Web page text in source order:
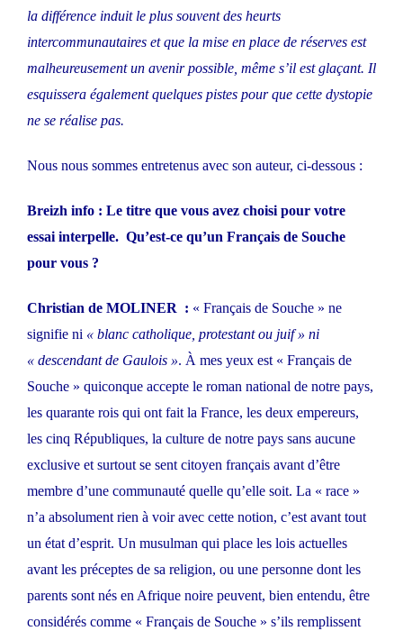
la différence induit le plus souvent des heurts
intercommunautaires et que la mise en place de réserves est
malheureusement un avenir possible, même s’il est glaçant. Il
esquissera également quelques pistes pour que cette dystopie
ne se réalise pas.
Nous nous sommes entretenus avec son auteur, ci-dessous :
Breizh info : Le titre que vous avez choisi pour votre
essai interpelle. Qu’est-ce qu’un Français de Souche
pour vous ?
Christian de MOLINER : « Français de Souche » ne
signifie ni « blanc catholique, protestant ou juif » ni
« descendant de Gaulois ». À mes yeux est « Français de
Souche » quiconque accepte le roman national de notre pays,
les quarante rois qui ont fait la France, les deux empereurs,
les cinq Républiques, la culture de notre pays sans aucune
exclusive et surtout se sent citoyen français avant d’être
membre d’une communauté quelle qu’elle soit. La « race »
n’a absolument rien à voir avec cette notion, c’est avant tout
un état d’esprit. Un musulman qui place les lois actuelles
avant les préceptes de sa religion, ou une personne dont les
parents sont nés en Afrique noire peuvent, bien entendu, être
considérés comme « Français de Souche » s’ils remplissent